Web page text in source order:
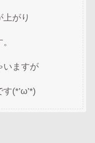
上がり
いますが
(*’ω’*)